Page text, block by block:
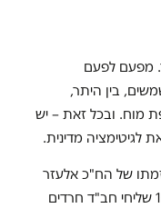
מפעם לפעם
בין היתר,
מוח. ובכל זאת – יש
לגיטימציה מדינית.
של הח"כ אלעזר
שטרן, להעביר הצעת חוק שתכיר ב-100 שליחי חב"ד חרדים